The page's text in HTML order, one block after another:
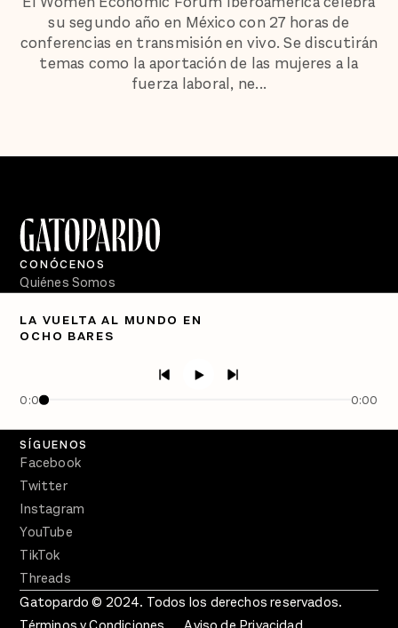
su segundo año en México con 27 horas de
conferencias en transmisión en vivo. Se discutirán
temas como la aportación de las mujeres a la
fuerza laboral, ne...
LA VUELTA AL MUNDO EN
OCHO BARES
0:00 0:00
CONÓCENOS
Quiénes Somos
PÓDCASTS
Crecer en Distopía
SÍGUENOS
Facebook
Twitter
Instagram
YouTube
TikTok
Threads
Gatopardo © 2024. Todos los derechos reservados.